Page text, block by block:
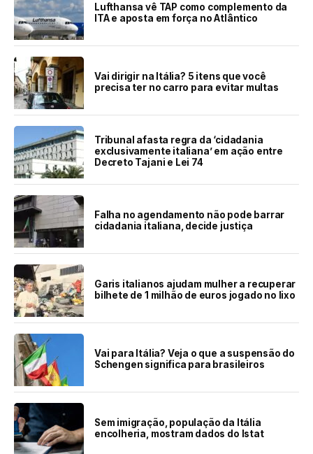
Lufthansa vê TAP como complemento da
ITA e aposta em força no Atlântico
Vai dirigir na Itália? 5 itens que você
precisa ter no carro para evitar multas
Tribunal afasta regra da ‘cidadania
exclusivamente italiana’ em ação entre
Decreto Tajani e Lei 74
Falha no agendamento não pode barrar
cidadania italiana, decide justiça
Garis italianos ajudam mulher a recuperar
bilhete de 1 milhão de euros jogado no lixo
Vai para Itália? Veja o que a suspensão do
Schengen significa para brasileiros
Sem imigração, população da Itália
encolheria, mostram dados do Istat